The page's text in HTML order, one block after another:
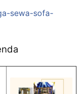
sewa-sofa-